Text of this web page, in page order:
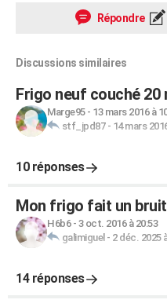
Répondre
Discussions similaires
Frigo neuf couché 20
Marge95- 13 mars 2016 à
stf_jpd87- 14 mars
10 réponses
Mon frigo fait un
H6b6- 3 oct. 2016 à 20:53
galimiguel - 2 déc. 2025
14 réponses